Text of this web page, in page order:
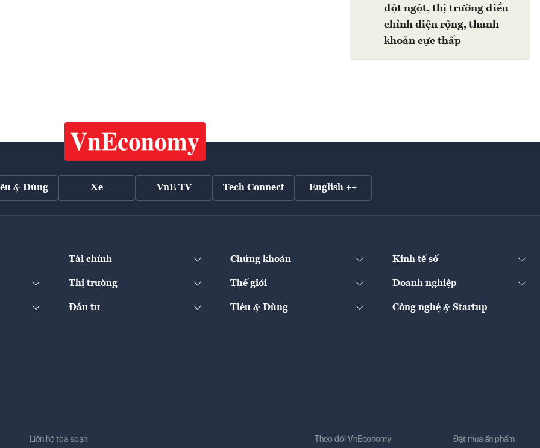
đột ngột, thị trường điều
chỉnh diện rộng, thanh
khoản cực thấp
& Dùng Xe VnE TV Tech Connect English ++
Tài chính Chứng khoán Kinh tế số
Thị trường Thế giới Doanh nghiệp
Đầu tư Tiêu & Dùng Công nghệ & Startup
Liên hệ tòa soạn Theo dõi VnEconomy Đặt mua ấn phẩm